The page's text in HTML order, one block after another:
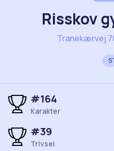
Risskov
Tranekærvej
#164
Karakter
#39
Trivsel